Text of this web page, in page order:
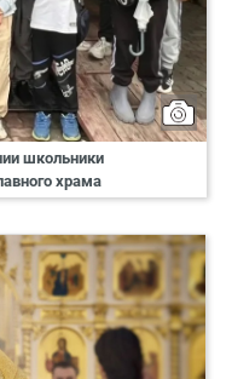
школьники
храма